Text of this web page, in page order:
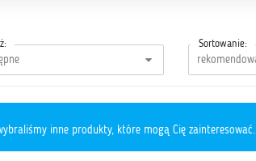
Sortowanie:
inne produkty, które mogą Cię zainteresować.